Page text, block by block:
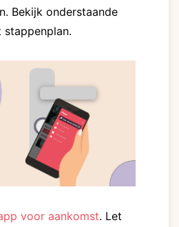
Bekijk onderstaande
voor aankomst. Let